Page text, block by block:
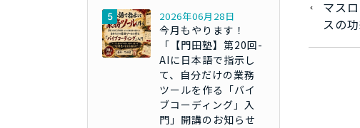
マス
スの
2026年06月28日
今月もやります！
「【門田塾】第20回-
AIに日本語で指示し
て、自分だけの業務
ツールを作る「バイ
ブコーディング」入
門」開講のお知らせ